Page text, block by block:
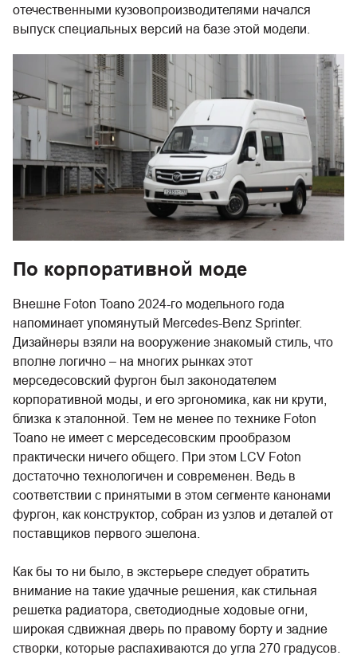
отечественными кузовопроизводителями начался
выпуск специальных версий на базе этой модели.
По корпоративной моде
Внешне Foton Toano 2024-го модельного года
напоминает упомянутый Mercedes-Benz Sprinter.
Дизайнеры взяли на вооружение знакомый стиль, что
вполне логично – на многих рынках этот
мерседесовский фургон был законодателем
корпоративной моды, и его эргономика, как ни крути,
близка к эталонной. Тем не менее по технике Foton
Toano не имеет с мерседесовским прообразом
практически ничего общего. При этом LCV Foton
достаточно технологичен и современен. Ведь в
соответствии с принятыми в этом сегменте канонами
фургон, как конструктор, собран из узлов и деталей от
поставщиков первого эшелона.
Как бы то ни было, в экстерьере следует обратить
внимание на такие удачные решения, как стильная
решетка радиатора, светодиодные ходовые огни,
широкая сдвижная дверь по правому борту и задние
створки, которые распахиваются до угла 270 градусов.